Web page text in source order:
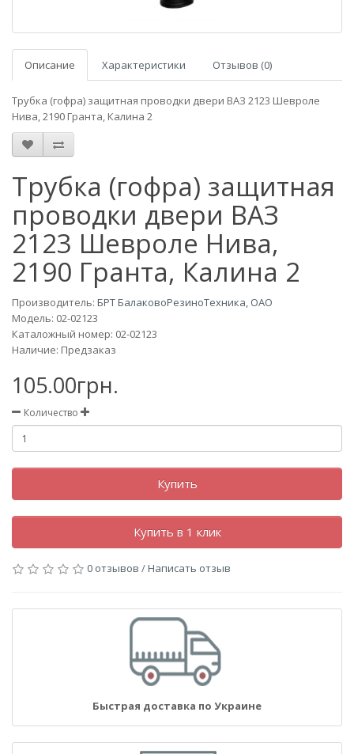
Описание Характеристики Отзывов (0)
Трубка (гофра) защитная проводки двери ВАЗ 2123 Шевроле
Нива, 2190 Гранта, Калина 2
Трубка (гофра) защитная
проводки двери ВАЗ
2123 Шевроле Нива,
2190 Гранта, Калина 2
Производитель: БРТ БалаковоРезиноТехника, ОАО
Модель: 02-02123
Каталожный номер: 02-02123
Наличие: Предзаказ
105.00грн.
Количество
Купить
Купить в 1 клик
0 отзывов /Написать отзыв
Быстрая доставка по Украине